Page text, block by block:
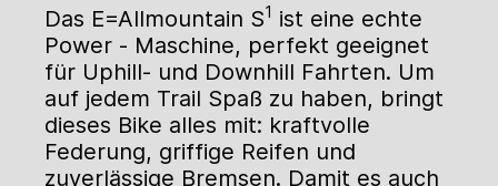
Das E=Allmountain S1 ist eine echte
Power - Maschine, perfekt geeignet
für Uphill- und Downhill Fahrten. Um
auf jedem Trail Spaß zu haben, bringt
dieses Bike alles mit: kraftvolle
Federung, griffige Reifen und
zuverlässige Bremsen. Damit es auch